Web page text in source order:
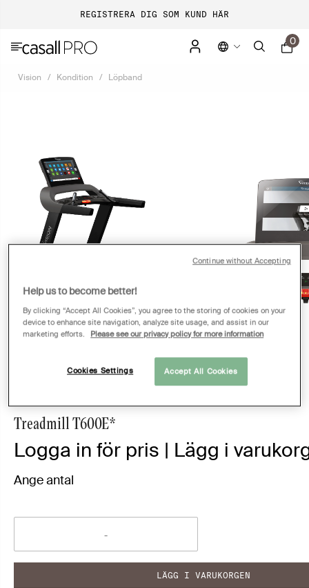
REGISTRERA DIG SOM KUND HÄR
0
Vision Kondition Löpband
Treadmill T600E*
Logga in för pris | Lägg i
Ange antal
LÄGG I VARUKORGEN
Help us to become better!
By clicking “Accept All Cookies”, you agree to the storing of cookies on your
device to enhance site navigation, analyze site usage, and assist in our
marketing efforts.
Please see our privacy policy for more information
Cookies Settings Accept All Cookies
Continue without Accepting